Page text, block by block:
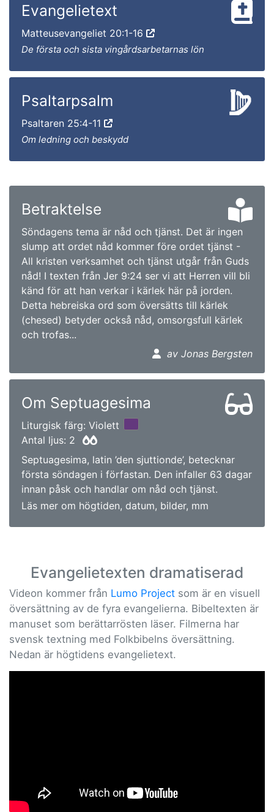
Evangelietext
Matteusevangeliet 20:1-16
De första och sista vingårdsarbetarnas lön
Psaltarpsalm
Psaltaren 25:4-11
Om ledning och beskydd
Betraktelse
Söndagens tema är nåd och tjänst. Det är ingen
slump att ordet nåd kommer före ordet tjänst -
All kristen verksamhet och tjänst utgår från Guds
nåd! I texten från Jer 9:24 ser vi att Herren vill bli
känd för att han verkar i kärlek här på jorden.
Detta hebreiska ord som översätts till kärlek
(chesed) betyder också nåd, omsorgsfull kärlek
och trofas...
av Jonas Bergsten
Om Septuagesima
Liturgisk färg: Violett
Antal ljus: 2
Septuagesima, latin ’den sjuttionde’, betecknar
första söndagen i förfastan. Den infaller 63 dagar
innan påsk och handlar om nåd och tjänst.
Läs mer om högtiden, datum, bilder, mm
Evangelietexten dramatiserad
Videon kommer från Lumo Project som är en visuell
översättning av de fyra evangelierna. Bibeltexten är
manuset som berättarrösten läser. Filmerna har
svensk textning med Folkbibelns översättning.
Nedan är högtidens evangelietext.